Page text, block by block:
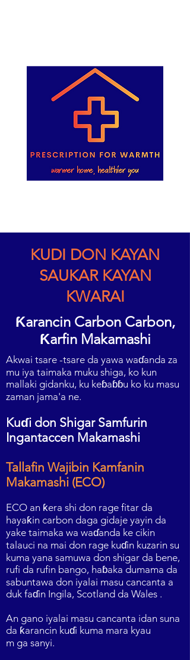
KUDI DON KAYAN
SAUKAR KAYAN
KWARAI
Ƙarancin Carbon Carbon,
Ƙarfin Makamashi
Akwai tsare -tsare da yawa waɗanda za
mu iya taimaka muku shiga, ko kun
mallaki gidanku, ku keɓaɓɓu ko ku masu
zaman jama'a ne.
Kuɗi don Shigar Samfurin
Ingantaccen Makamashi
Tallafin Wajibin Kamfanin
Makamashi (ECO)
ECO an ƙera shi don rage fitar da
hayaƙin carbon daga gidaje yayin da
yake taimaka wa waɗanda ke cikin
talauci na mai don rage kuɗin kuzarin su
kuma yana samuwa don shigar da bene,
rufi da rufin bango, haɓaka dumama da
sabuntawa don iyalai masu cancanta a
duk faɗin Ingila, Scotland da Wales .
An gano iyalai masu cancanta idan suna
da ƙarancin kuɗi kuma mara kyau
m ga sanyi.